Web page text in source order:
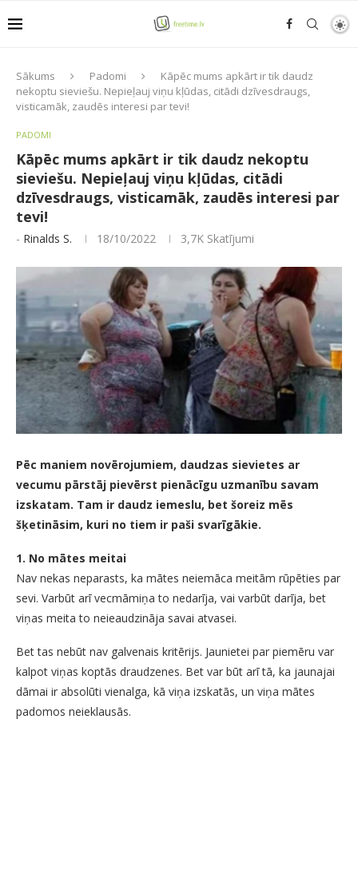
Sākums Padomi
Kāpēc mums apkārt ir tik daudz
nekoptu sieviešu. Nepieļauj viņu kļūdas, citādi dzīvesdraugs,
visticamāk, zaudēs interesi par tevi!
PADOMI
Kāpēc mums apkārt ir tik daudz nekoptu
sieviešu. Nepieļauj viņu kļūdas, citādi
dzīvesdraugs, visticamāk, zaudēs interesi par
tevi!
- Rinalds S. 18/10/2022 3,7K Skatījumi
Pēc maniem novērojumiem, daudzas sievietes ar
vecumu pārstāj pievērst pienācīgu uzmanību savam
izskatam. Tam ir daudz iemeslu, bet šoreiz mēs
šķetināsim, kuri no tiem ir paši svarīgākie.
1. No mātes meitai
Nav nekas neparasts, ka mātes neiemāca meitām rūpēties par
sevi. Varbūt arī vecmāmiņa to nedarīja, vai varbūt darīja, bet
viņas meita to neieaudzināja savai atvasei.
Bet tas nebūt nav galvenais kritērijs. Jaunietei par piemēru var
kalpot viņas koptās draudzenes. Bet var būt arī tā, ka jaunajai
dāmai ir absolūti vienalga, kā viņa izskatās, un viņa mātes
padomos neieklausās.